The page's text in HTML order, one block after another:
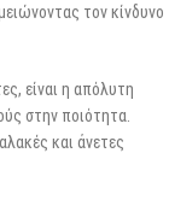
τον κίνδυνο
είναι η απόλυτη
στην ποιότητα.
και άνετες